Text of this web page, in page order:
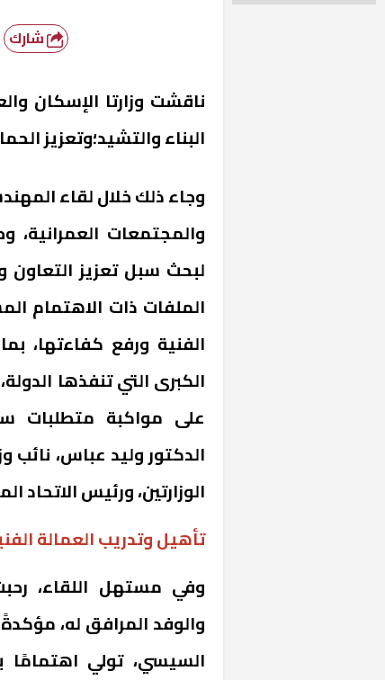
شارك
ناقشت وزارتا الإسكان
البناء والتشيد؛وتعزيز
وجاء ذلك خلال لقاء
والمجتمعات العمرانية،
لبحث سبل تعزيز التعاون
الملفات ذات الاهتمام
الفنية ورفع كفاءتها،
الكبرى التي تنفذها
على مواكبة متطلبات
الدكتور وليد عباس، نائب
الوزارتين، ورئيس الاتحاد
تأهيل وتدريب العمالة
وفي مستهل اللقاء،
والوفد المرافق له،
السيسي، تولي اهتمامًا